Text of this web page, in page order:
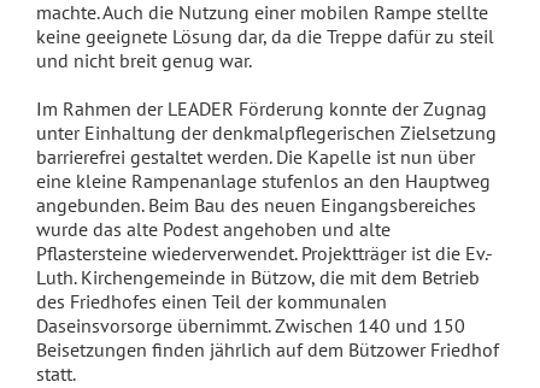
machte. Auch die Nutzung einer mobilen Rampe stellte
keine geeignete Lösung dar, da die Treppe dafür zu steil
und nicht breit genug war.
Im Rahmen der LEADER Förderung konnte der Zugnag
unter Einhaltung der denkmalpflegerischen Zielsetzung
barrierefrei gestaltet werden. Die Kapelle ist nun über
eine kleine Rampenanlage stufenlos an den Hauptweg
angebunden. Beim Bau des neuen Eingangsbereiches
wurde das alte Podest angehoben und alte
Pflastersteine wiederverwendet. Projektträger ist die Ev.-
Luth. Kirchengemeinde in Bützow, die mit dem Betrieb
des Friedhofes einen Teil der kommunalen
Daseinsvorsorge übernimmt. Zwischen 140 und 150
Beisetzungen finden jährlich auf dem Bützower Friedhof
statt.